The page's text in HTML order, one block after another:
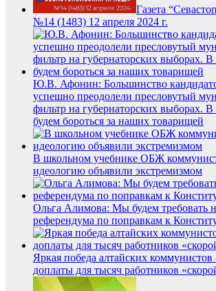
Газета
№14 (1483) 12 апреля 2024 г.
Ю.В. Афонин: Большинство
успешно преодолели пресловутый
фильтр на губернаторских выборах.
будем бороться за наших товарищей
В школьном учебнике ОБЖ
идеологию объявили экстремизмом
Ольга Алимова: Мы будем требовать
референдума по поправкам к
Яркая победа алтайских
доплаты для тысяч работников